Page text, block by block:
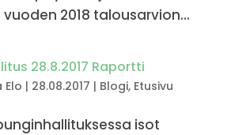
2018 talousarvion...
28.8.2017 Raportti
Elo | 28.08.2017 | Blogi, Etusivu
isot